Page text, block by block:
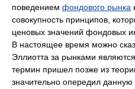
поведением фондового рынка
совокупность принципов,
ценовых значений фондовых
В настоящее время можно
Эллиотта за рынками
термин пришел позже из
значительно опередил